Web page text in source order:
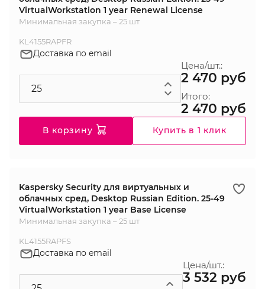
VirtualWorkstation 1 year Renewal License
Минимальная закупка – 25 шт
KL4155RAPFR
Доставка по email
Цена/шт.:
2 470 руб
Итого:
2 470 руб
В корзину Купить в 1 клик
Kaspersky Security для виртуальных и
облачных сред, Desktop Russian Edition. 25-49
VirtualWorkstation 1 year Base License
Минимальная закупка – 25 шт
KL4155RAPFS
Доставка по email
Цена/шт.:
3 532 руб